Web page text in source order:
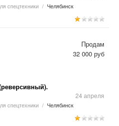
спецтехники / Челябинск
24 апреля
спецтехники / Челябинск
Продам
32 000 руб